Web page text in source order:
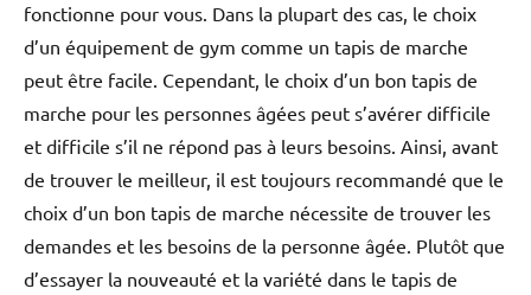
fonctionne pour vous. Dans la plupart des cas, le choix
d’un équipement de gym comme un tapis de marche
peut être facile. Cependant, le choix d’un bon tapis de
marche pour les personnes âgées peut s’avérer difficile
et difficile s’il ne répond pas à leurs besoins. Ainsi, avant
de trouver le meilleur, il est toujours recommandé que le
choix d’un bon tapis de marche nécessite de trouver les
demandes et les besoins de la personne âgée. Plutôt que
d’essayer la nouveauté et la variété dans le tapis de